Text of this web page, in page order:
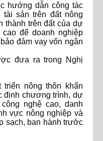
hướng dẫn công tác
sản trên đất nông
thành trên đất của dự
để doanh nghiệp
đảm vay vốn ngân
đưa ra trong Nghị
nông thôn khẩn
định chương trình, dự
nghệ cao, danh
vực nông nghiệp và
sạch, ban hành trước